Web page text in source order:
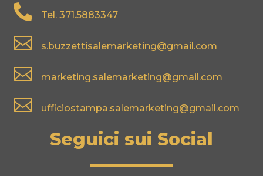
 Tel. 371.5883347
 s.buzzettisalemarketing@gmail.com
 marketing.salemarketing@gmail.com
 ufficiostampa.salemarketing@gmail.com
Seguici sui Social